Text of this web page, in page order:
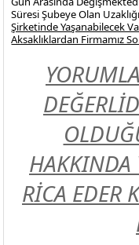
Süresi Şubeye Olan
Şirketinde Yaşanabilecek
Aksaklıklardan Firmamız
HAKKINDA
RİCA EDER